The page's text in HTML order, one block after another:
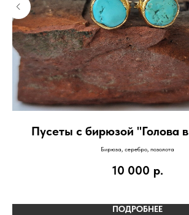
Пусеты с бирюзой "Голова
Бирюза, серебро, позолота
10 000 р.
ПОДРОБНЕЕ